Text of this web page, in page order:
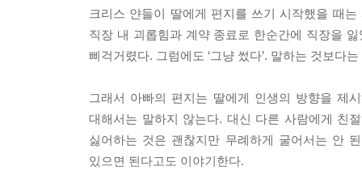
_사랑을 담아, 아빠가
--- p.147
다정한 말이 생각나지 않는다면,
그냥 아무 말도 하지 않는 게 나아.
_사랑을 담아, 아빠가
--- p.106
크리스 얀들이 딸에게 편지를 쓰기 시작했을 때
직장 내 괴롭힘과 계약 종료로 한순간에 직장을
삐걱거렸다. 그럼에도 ‘그냥 썼다’. 말하는 것보다
그래서 아빠의 편지는 딸에게 인생의 방향을 제
대해서는 말하지 않는다. 대신 다른 사람에게 친
싫어하는 것은 괜찮지만 무례하게 굴어서는 안
있으면 된다고도 이야기한다.